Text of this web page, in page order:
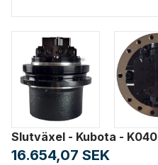
Slutväxel - Kubota - K040
16.654,07 SEK